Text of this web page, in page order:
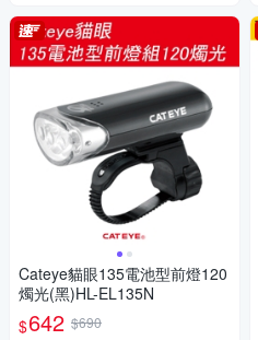
Cateye貓眼135電池型前燈120
燭光(黑)HL-EL135N
$642 $690